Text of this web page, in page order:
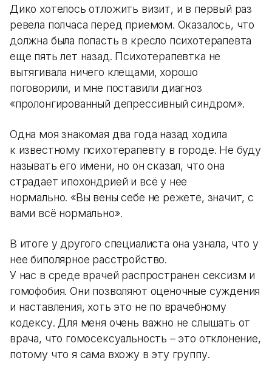
Дико хотелось отложить визит, и в первый раз
ревела полчаса перед приемом. Оказалось, что
должна была попасть в кресло психотерапевта
еще пять лет назад. Психотерапевтка не
вытягивала ничего клещами, хорошо
поговорили, и мне поставили диагноз
«пролонгированный депрессивный синдром».
Одна моя знакомая два года назад ходила
к известному психотерапевту в городе. Не буду
называть его имени, но он сказал, что она
страдает ипохондрией и всё у нее
нормально. «Вы вены себе не режете, значит, с
вами всё нормально».
В итоге у другого специалиста она узнала, что у
нее биполярное расстройство.
У нас в среде врачей распространен сексизм и
гомофобия. Они позволяют оценочные суждения
и наставления, хоть это не по врачебному
кодексу. Для меня очень важно не слышать от
врача, что гомосексуальность – это отклонение,
потому что я сама вхожу в эту группу.